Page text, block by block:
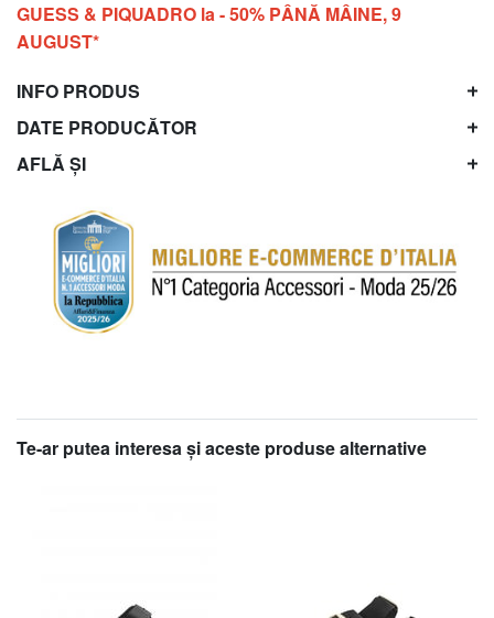
GUESS & PIQUADRO la - 50% PÂNĂ MÂINE, 9
AUGUST*
INFO PRODUS
DATE PRODUCĂTOR
AFLĂ ȘI
Te-ar putea interesa şi aceste produse alternative